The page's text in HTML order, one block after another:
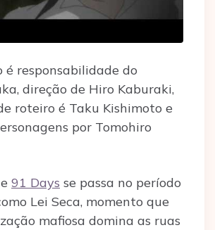
é responsabilidade do
direção de Hiro Kaburaki,
roteiro é Taku Kishimoto e
por Tomohiro
91 Days se passa no período
Lei Seca, momento que
mafiosa domina as ruas